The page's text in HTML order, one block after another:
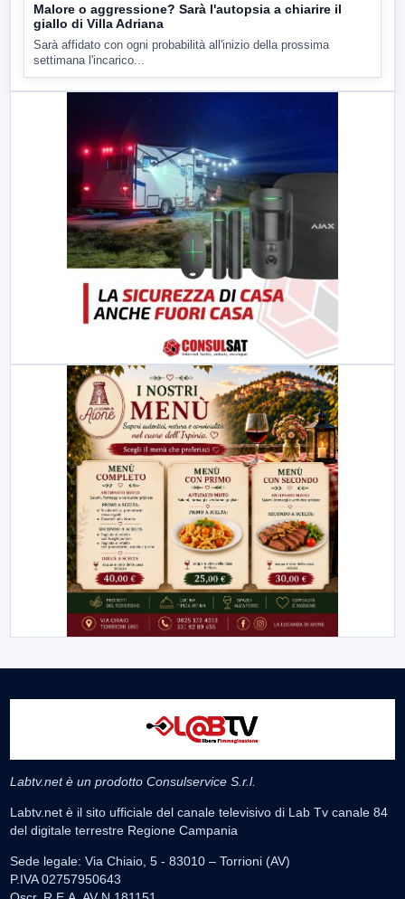
Malore o aggressione? Sarà l'autopsia a chiarire il
giallo di Villa Adriana
Sarà affidato con ogni probabilità all'inizio della prossima
settimana l'incarico...
Labtv.net è un prodotto Consulservice S.r.l.
Labtv.net è il sito ufficiale del canale televisivo di Lab Tv canale 84
del digitale terrestre Regione Campania
Sede legale: Via Chiaio, 5 - 83010 – Torrioni (AV)
P.IVA 02757950643